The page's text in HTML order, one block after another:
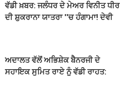
ਵੱਡੀ ਖ਼ਬਰ: ਜਲੰਧਰ ਦੇ ਮੇਅਰ ਵਿਨੀਤ ਧੀਰ
ਦੀ ਸ਼ੁਕਰਾਨਾ ਯਾਤਰਾ ''ਚ ਹੰਗਾਮਾ! ਦੇਵੀ
ਅਦਾਲਤ ਵੱਲੋਂ ਅਭਿਸ਼ੇਕ ਬੈਨਰਜੀ ਦੇ
ਸਹਾਇਕ ਸੁਮਿਤ ਰਾਏ ਨੂੰ ਵੱਡੀ ਰਾਹਤ: